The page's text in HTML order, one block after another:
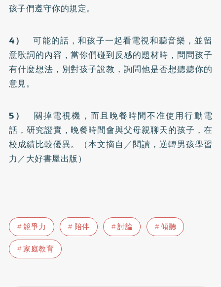
孩子們遵守你的規定。
4）
可能的話，和孩子一起看電視和聽音樂，並留
意歌詞的內容，當你們碰到反感的題材時，問問孩子
有什麼想法，別對孩子說教，詢問他是否想聽聽你的
意見。
5）
關掉電視機，而且晚餐時間不准使用行動電
話，研究證實，晚餐時間會與父母親聊天的孩子，在
校成績比較優異。（本文摘自／閱讀，逆轉男孩學習
力／大好書屋出版）
競爭力 陪伴 討論
傾聽
家庭教育